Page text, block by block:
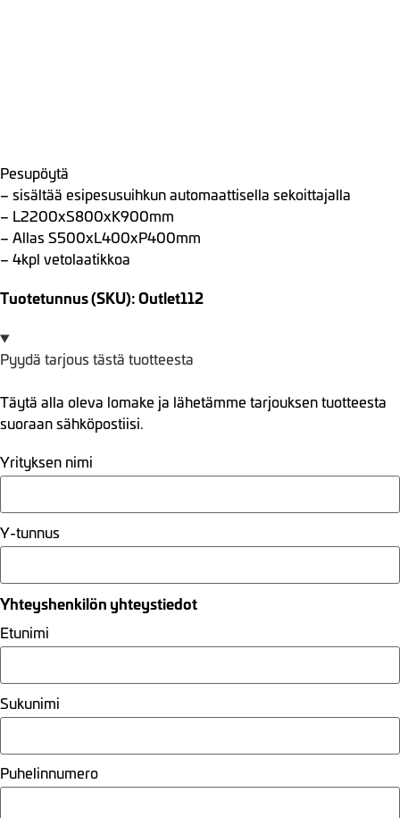
Pesupöytä
– sisältää esipesusuihkun automaattisella sekoittajalla
– L2200xS800xK900mm
– Allas S500xL400xP400mm
– 4kpl vetolaatikkoa
Tuotetunnus (SKU): Outlet112
Pyydä tarjous tästä tuotteesta
Täytä alla oleva lomake ja lähetämme tarjouksen tuotteesta
suoraan sähköpostiisi.
Yrityksen nimi
Y-tunnus
Yhteyshenkilön yhteystiedot
Etunimi
Sukunimi
Puhelinnumero